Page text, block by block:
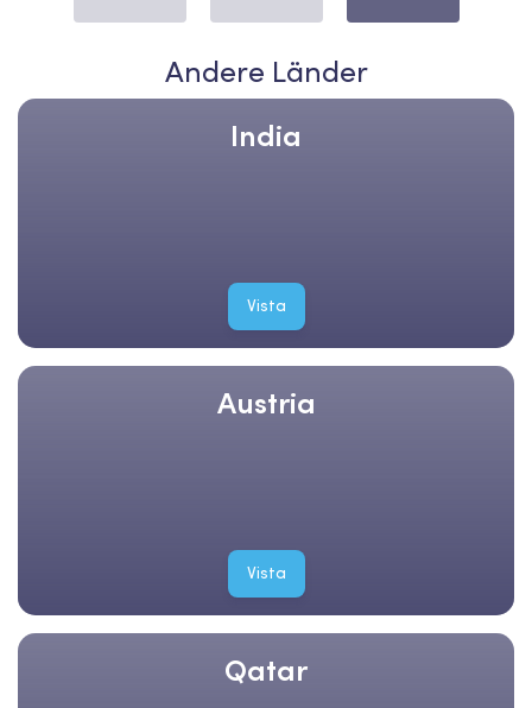
Andere Länder
India
Vista
Austria
Vista
Qatar